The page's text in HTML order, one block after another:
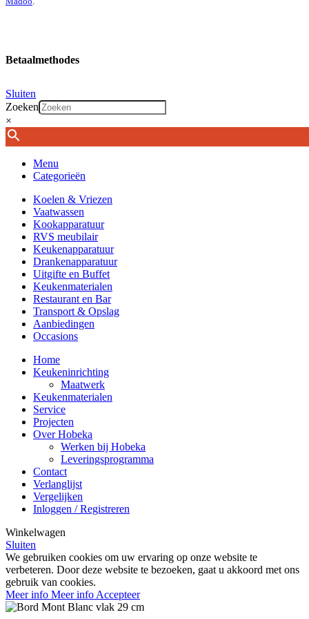
Betaalmethodes
Sluiten
Zoeken
×
Menu
Categorieën
Koelen & Vriezen
Vaatwassen
Kookapparatuur
RVS meubilair
Keukenapparatuur
Drankenapparatuur
Uitgifte en Buffet
Keukenmaterialen
Restaurant en Bar
Transport & Opslag
Aanbiedingen
Occasions
Home
Keukeninrichting
Maatwerk
Keukenmaterialen
Service
Projecten
Over Hobeka
Werken bij Hobeka
Leveringsprogramma
Contact
Verlanglijst
Vergelijken
Inloggen / Registreren
Winkelwagen
Sluiten
We gebruiken cookies om uw ervaring op onze website te
verbeteren. Door deze website te bezoeken, gaat u akkoord met ons
gebruik van cookies.
Meer info Meer info Accepteer